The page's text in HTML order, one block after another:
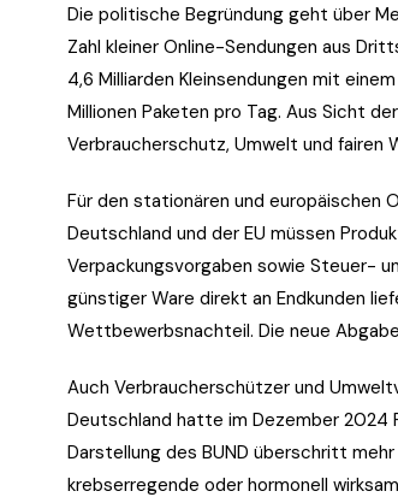
Die politische Begründung geht über
Zahl kleiner Online-Sendungen aus
4,6 Milliarden Kleinsendungen mit
Millionen Paketen pro Tag. Aus Sicht
Verbraucherschutz, Umwelt und fairen
Für den stationären und europäischen
Deutschland und der EU müssen
Verpackungsvorgaben sowie Steuer-
günstiger Ware direkt an Endkunden
Wettbewerbsnachteil. Die neue
Auch Verbraucherschützer und
Deutschland hatte im Dezember 2024
Darstellung des BUND überschritt
krebserregende oder hormonell